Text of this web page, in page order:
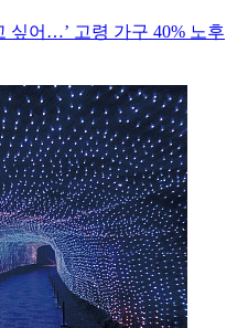
싶어…’ 고령 가구 40% 노후